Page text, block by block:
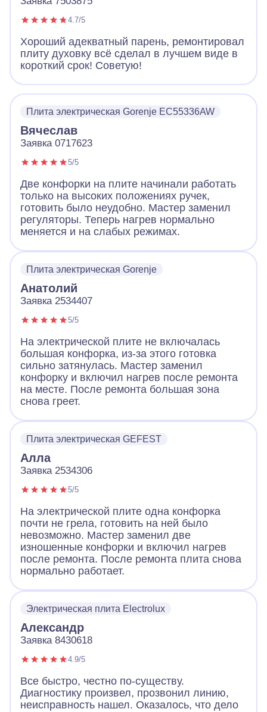
4.7/5
Хороший адекватный парень, ремонтировал
плиту духовку всё сделал в лучшем виде в
короткий срок! Советую!
Плита электрическая Gorenje EC55336AW
Вячеслав
Заявка 0717623
5/5
Две конфорки на плите начинали работать
только на высоких положениях ручек,
готовить было неудобно. Мастер заменил
регуляторы. Теперь нагрев нормально
меняется и на слабых режимах.
Плита электрическая Gorenje
Анатолий
Заявка 2534407
5/5
На электрической плите не включалась
большая конфорка, из-за этого готовка
сильно затянулась. Мастер заменил
конфорку и включил нагрев после ремонта
на месте. После ремонта большая зона
снова греет.
Плита электрическая GEFEST
Алла
Заявка 2534306
5/5
На электрической плите одна конфорка
почти не грела, готовить на ней было
невозможно. Мастер заменил две
изношенные конфорки и включил нагрев
после ремонта. После ремонта плита снова
нормально работает.
Электрическая плита Electrolux
Александр
Заявка 8430618
4.9/5
Все быстро, честно по-существу.
Диагностику произвел, прозвонил линию,
неисправность нашел. Оказалось, что дело